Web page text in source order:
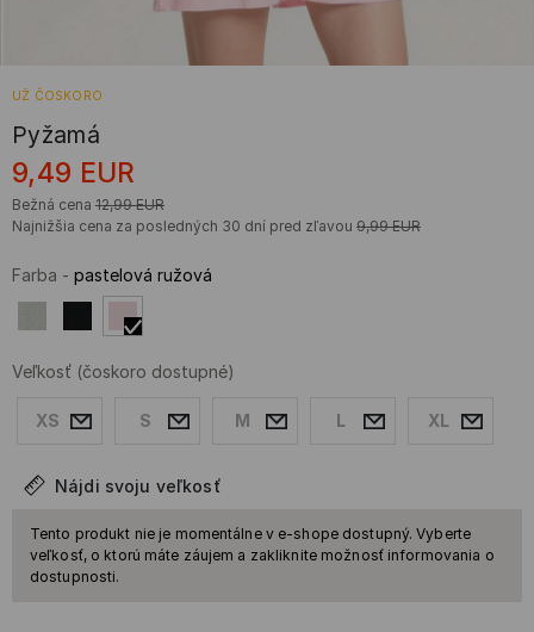
UŽ ČOSKORO
Pyžamá
9,49 EUR
Bežná cena 12,99 EUR
Najnižšia cena za posledných 30 dní pred zľavou 9,99 EUR
Farba - pastelová ružová
Veľkosť (čoskoro dostupné)
XS S M L XL
Nájdi svoju veľkosť
Tento produkt nie je momentálne v e-shope dostupný. Vyberte
veľkosť, o ktorú máte záujem a zakliknite možnosť informovania o
dostupnosti.